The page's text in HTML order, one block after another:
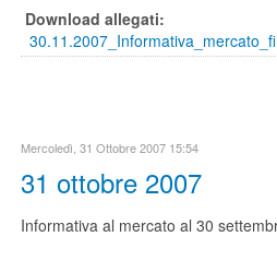
Download allegati:
Mercoledì, 31 Ottobre 2007 15:54
31 ottobre 2007
Informativa al mercato al 30